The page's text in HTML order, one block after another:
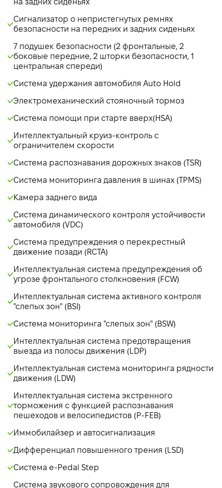
на задних сиденьях
Сигнализатор о непристегнутых ремнях
безопасности на передних и задних сиденьях
7 подушек безопасности (2 фронтальные, 2
боковые передние, 2 шторки безопасности, 1
центральная спереди)
Система удержания автомобиля Auto Hold
Электромеханический стояночный тормоз
Система помощи при старте вверх(HSA)
Интеллектуальный круиз-контроль с
ограничителем скорости
Система распознавания дорожных знаков (TSR)
Система мониторинга давления в шинах (TPMS)
Камера заднего вида
Система динамического контроля устойчивости
автомобиля (VDC)
Система предупреждения о перекрестный
движение позади (RCTA)
Интеллектуальная система предупреждения об
угрозе фронтального столкновения (FCW)
Интеллектуальная система активного контроля
"слепых зон" (BSI)
Система мониторинга "слепых зон" (BSW)
Интеллектуальная система предотвращения
выезда из полосы движения (LDP)
Интеллектуальная система мониторинга рядности
движения (LDW)
Интеллектуальная система экстренного
торможения с функцией распознавания
пешеходов и велосипедистов (P-FEB)
Иммобилайзер и автосигнализация
Дифференциал повышенного трения (LSD)
Система e-Pedal Step
Система звукового сопровождения для